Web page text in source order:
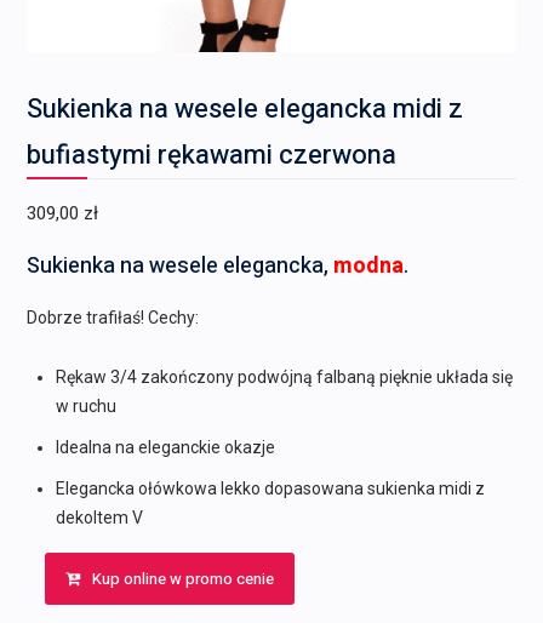
Sukienka na wesele elegancka midi z
bufiastymi rękawami czerwona
309,00 zł
Sukienka na wesele elegancka, modna.
Dobrze trafiłaś! Cechy:
Rękaw 3/4 zakończony podwójną falbaną pięknie układa się
w ruchu
Idealna na eleganckie okazje
Elegancka ołówkowa lekko dopasowana sukienka midi z
dekoltem V
Kup online w promo cenie